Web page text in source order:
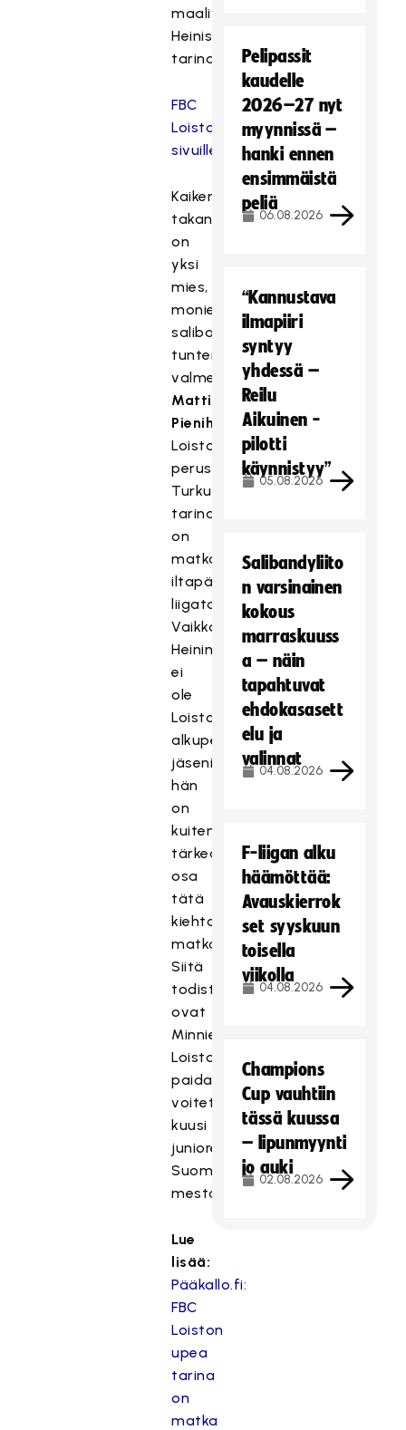
maalivahti
Heinisen
tarinaa.
FBC
Loiston
sivuille
Kaiken
takana
on
yksi
mies,
monien
salibandyvaikuttajien
tuntema
valmentajavelho
Matti
Pienihäkkinen,
Loiston
perustaja.
Turkulaisjoukkueen
tarina
on
matka
iltapäiväkerhosta
liigatasolle.
Vaikka
Heininen
ei
ole
Loiston
alkuperäisiä
jäseniä,
hän
on
kuitenkin
tärkeä
osa
tätä
kiehtovaa
matkaa.
Siitä
todisteena
ovat
Minnien
Loiston
paidassa
voitetut
kuusi
junioreiden
Suomen
mestaruutta.
Lue
lisää:
Pääkallo.fi:
FBC
Loiston
upea
tarina
on
matka
Pelipassit
kaudelle
2026–27 nyt
myynnissä –
hanki ennen
ensimmäistä
peliä
06.08.2026
“Kannustava
ilmapiiri
syntyy
yhdessä –
Reilu
Aikuinen -
pilotti
käynnistyy”
05.08.2026
Salibandyliito
n varsinainen
kokous
marraskuuss
a – näin
tapahtuvat
ehdokasasett
elu ja
valinnat
04.08.2026
F-liigan alku
häämöttää:
Avauskierrok
set syyskuun
toisella
viikolla
04.08.2026
Champions
Cup vauhtiin
tässä kuussa
– lipunmyynti
jo auki
02.08.2026